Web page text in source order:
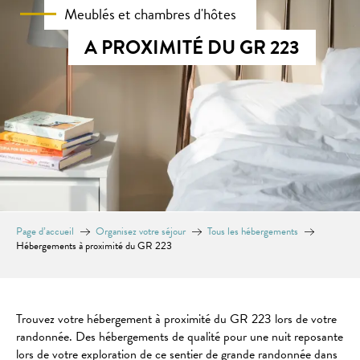
Meublés et chambres d'hôtes
A PROXIMITÉ DU GR 223
Page d’accueil Organisez votre séjour
Tous les hébergements
Hébergements à proximité du GR 223
Trouvez votre hébergement à proximité du GR 223 lors de votre
randonnée. Des hébergements de qualité pour une nuit reposante
lors de votre exploration de ce sentier de grande randonnée dans